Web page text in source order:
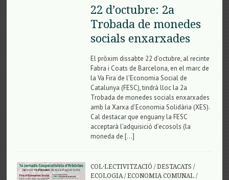
22 d’octubre: 2a
Trobada de monedes
socials enxarxades
El pròxim dissabte 22 d’octubre, al recinte
Fabra i Coats de Barcelona, en el marc de
la Va Fira de l’Economia Social de
Catalunya (FESC), tindrà lloc la 2a
Trobada de monedes socials enxarxades
amb la Xarxa d’Economia Solidària (XES).
Cal destacar que enguany la FESC
acceptarà l’adquisició d’ecosols (la
moneda de […]
COL·LECTIVITZACIÓ /DESTACATS /
ECOLOGIA/ECONOMIA COMUNAL/